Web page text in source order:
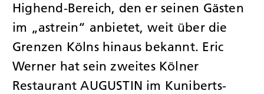
Highend-Bereich, den er seinen Gästen
im „astrein“ anbietet, weit über die
Grenzen Kölns hinaus bekannt. Eric
Werner hat sein zweites Kölner
Restaurant AUGUSTIN im Kuniberts-